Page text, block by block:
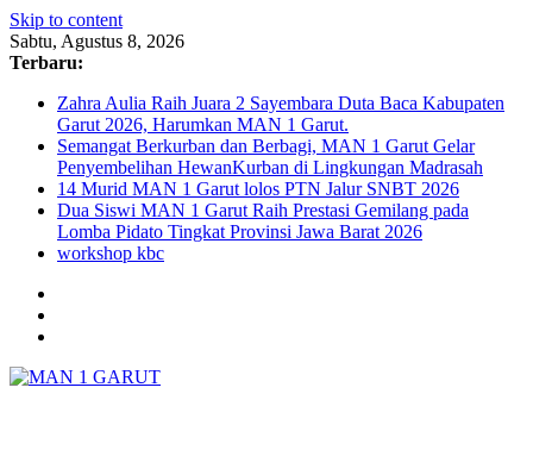
Skip to content
Sabtu, Agustus 8, 2026
Terbaru:
Zahra Aulia Raih Juara 2 Sayembara Duta Baca Kabupaten
Garut 2026, Harumkan MAN 1 Garut.
Semangat Berkurban dan Berbagi, MAN 1 Garut Gelar
Penyembelihan HewanKurban di Lingkungan Madrasah
14 Murid MAN 1 Garut lolos PTN Jalur SNBT 2026
Dua Siswi MAN 1 Garut Raih Prestasi Gemilang pada
Lomba Pidato Tingkat Provinsi Jawa Barat 2026
workshop kbc